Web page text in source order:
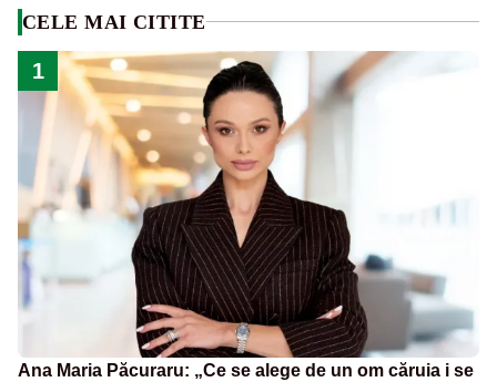
CELE MAI CITITE
1
Ana Maria Păcuraru: „Ce se alege de un om căruia i se